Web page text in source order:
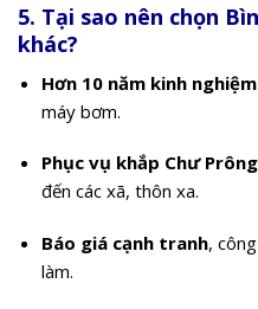
5. Tại sao nên chọn
khác?
Hơn 10 năm kinh nghiệm
máy bơm.
Phục vụ khắp Chư
đến các xã, thôn xa.
Báo giá cạnh tranh,
làm.